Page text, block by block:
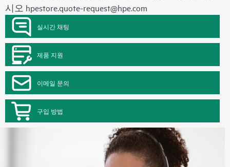
시오 hpestore.quote-request@hpe.com
실시간 채팅
제품 지원
이메일 문의
구입 방법